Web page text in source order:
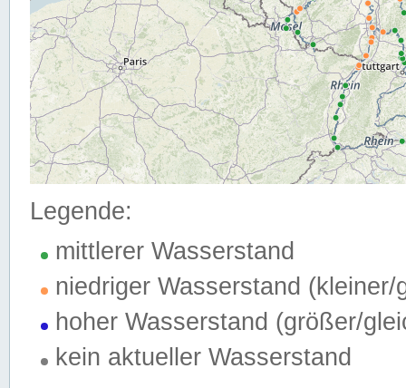
Legende:
mittlerer Wasserstand
niedriger Wasserstand (kleiner/
hoher Wasserstand (größer/
kein aktueller Wasserstand